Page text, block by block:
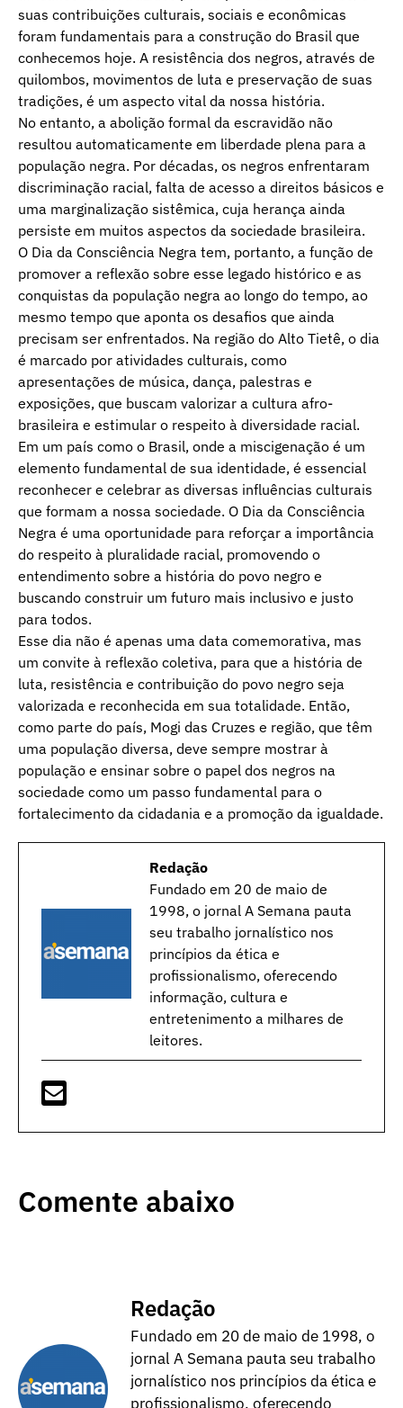
suas contribuições culturais, sociais e econômicas
foram fundamentais para a construção do Brasil que
conhecemos hoje. A resistência dos negros, através de
quilombos, movimentos de luta e preservação de suas
tradições, é um aspecto vital da nossa história.
No entanto, a abolição formal da escravidão não
resultou automaticamente em liberdade plena para a
população negra. Por décadas, os negros enfrentaram
discriminação racial, falta de acesso a direitos básicos e
uma marginalização sistêmica, cuja herança ainda
persiste em muitos aspectos da sociedade brasileira.
O Dia da Consciência Negra tem, portanto, a função de
promover a reflexão sobre esse legado histórico e as
conquistas da população negra ao longo do tempo, ao
mesmo tempo que aponta os desafios que ainda
precisam ser enfrentados. Na região do Alto Tietê, o dia
é marcado por atividades culturais, como
apresentações de música, dança, palestras e
exposições, que buscam valorizar a cultura afro-
brasileira e estimular o respeito à diversidade racial.
Em um país como o Brasil, onde a miscigenação é um
elemento fundamental de sua identidade, é essencial
reconhecer e celebrar as diversas influências culturais
que formam a nossa sociedade. O Dia da Consciência
Negra é uma oportunidade para reforçar a importância
do respeito à pluralidade racial, promovendo o
entendimento sobre a história do povo negro e
buscando construir um futuro mais inclusivo e justo
para todos.
Esse dia não é apenas uma data comemorativa, mas
um convite à reflexão coletiva, para que a história de
luta, resistência e contribuição do povo negro seja
valorizada e reconhecida em sua totalidade. Então,
como parte do país, Mogi das Cruzes e região, que têm
uma população diversa, deve sempre mostrar à
população e ensinar sobre o papel dos negros na
sociedade como um passo fundamental para o
fortalecimento da cidadania e a promoção da igualdade.
Redação
Fundado em 20 de maio de
1998, o jornal A Semana pauta
seu trabalho jornalístico nos
princípios da ética e
profissionalismo, oferecendo
informação, cultura e
entretenimento a milhares de
leitores.
Comente abaixo
Redação
Fundado em 20 de maio de 1998, o
jornal A Semana pauta seu trabalho
jornalístico nos princípios da ética e
profissionalismo, oferecendo